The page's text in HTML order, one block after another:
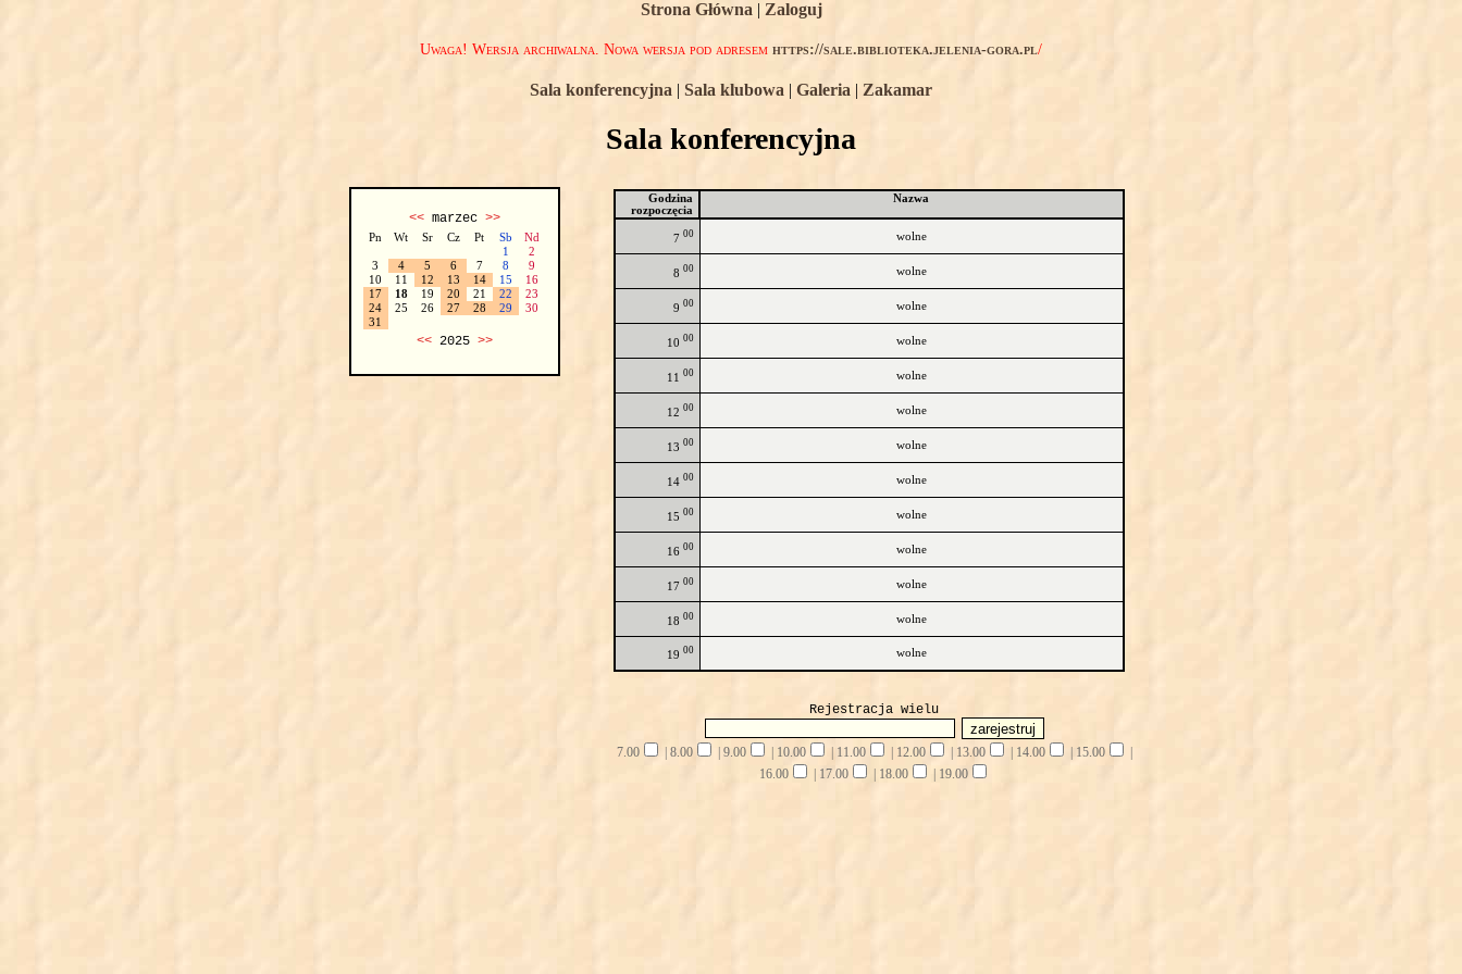
Strona Główna | Zaloguj
Uwaga! Wersja archiwalna. Nowa wersja pod adresem https://sale.biblioteka.jelenia-gora.pl/
Sala konferencyjna | Sala klubowa | Galeria | Zakamar
Sala konferencyjna
<<marzec >>
Pn Wt Sr Cz Pt Sb
Nd
1
2
3
4 5 6 7 8
9
10
11 12 13 14 15
16
17
18 19 20 21 22
23
24
25 26 27 28 29
30
31
<<2025 >>
Godzina
rozpoczęcia
Nazwa
7 00 wolne
8 00 wolne
9 00 wolne
10 00 wolne
11 00 wolne
12 00 wolne
13 00 wolne
14 00 wolne
15 00 wolne
16 00 wolne
17 00 wolne
18 00 wolne
19 00 wolne
Rejestracja wielu
7.00 8.00 9.00 10.00 11.00 12.00 13.00 14.00 15.00
16.00
17.00 18.00 19.00